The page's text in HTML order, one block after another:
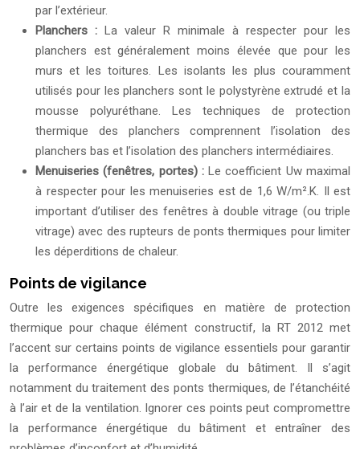
par l’extérieur.
Planchers : La valeur R minimale à respecter pour les
planchers est généralement moins élevée que pour les
murs et les toitures. Les isolants les plus couramment
utilisés pour les planchers sont le polystyrène extrudé et la
mousse polyuréthane. Les techniques de protection
thermique des planchers comprennent l’isolation des
planchers bas et l’isolation des planchers intermédiaires.
Menuiseries (fenêtres, portes) :Le coefficient Uw maximal
à respecter pour les menuiseries est de 1,6 W/m².K. Il est
important d’utiliser des fenêtres à double vitrage (ou triple
vitrage) avec des rupteurs de ponts thermiques pour limiter
les déperditions de chaleur.
Points de vigilance
Outre les exigences spécifiques en matière de protection
thermique pour chaque élément constructif, la RT 2012 met
l’accent sur certains points de vigilance essentiels pour garantir
la performance énergétique globale du bâtiment. Il s’agit
notamment du traitement des ponts thermiques, de l’étanchéité
à l’air et de la ventilation. Ignorer ces points peut compromettre
la performance énergétique du bâtiment et entraîner des